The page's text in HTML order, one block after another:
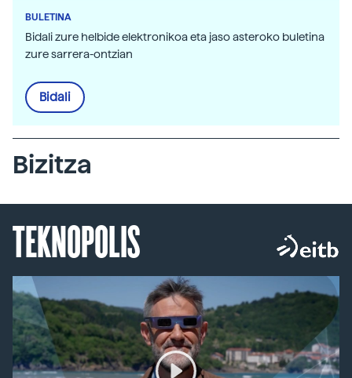
BULETINA
Bidali zure helbide elektronikoa eta jaso asteroko buletina
zure sarrera-ontzian
Bidali
Bizitza
TEKNOPOLIS